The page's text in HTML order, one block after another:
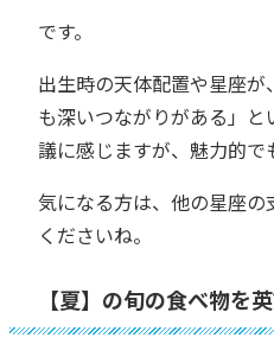
です。
出生時の天体配置や星座
も深いつながりがある」
議に感じますが、魅力的で
気になる方は、他の星座
くださいね。
【夏】の旬の食べ物を